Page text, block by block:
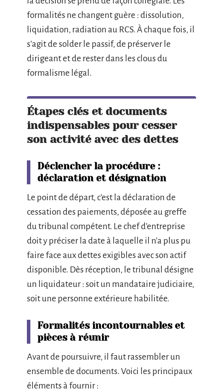
formalités ne changent guère : dissolution,
liquidation, radiation au RCS. À chaque fois, il
s’agit de solder le passif, de préserver le
dirigeant et de rester dans les clous du
formalisme légal.
Étapes clés et documents
indispensables pour cesser
son activité avec des dettes
Déclencher la procédure :
déclaration et désignation
Le point de départ, c’est la déclaration de
cessation des paiements, déposée au greffe
du tribunal compétent. Le chef d’entreprise
doit y préciser la date à laquelle il n’a plus pu
faire face aux dettes exigibles avec son actif
disponible. Dès réception, le tribunal désigne
un liquidateur : soit un mandataire judiciaire,
soit une personne extérieure habilitée.
Formalités incontournables et
pièces à réunir
Avant de poursuivre, il faut rassembler un
ensemble de documents. Voici les principaux
éléments à fournir :